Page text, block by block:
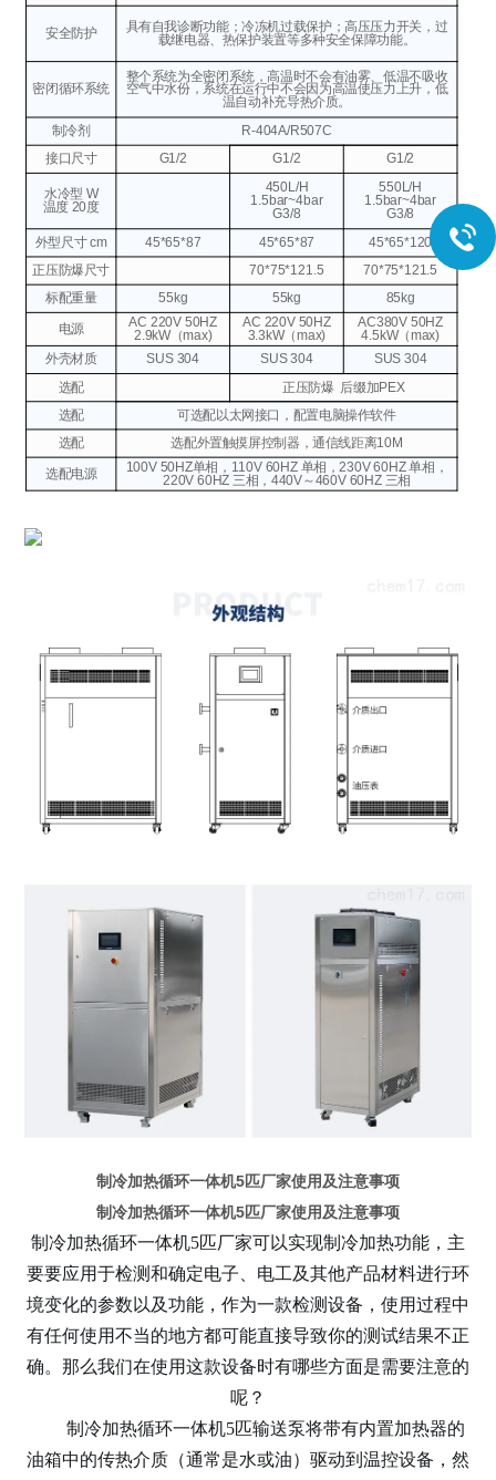
安全防护
具有自我诊断功能；冷冻机过载保护；高压压力开关，过
载继电器、热保护装置等多种安全保障功能。
密闭循环系统
整个系统为全密闭系统，高温时不会有油雾、低温不吸收
空气中水份，系统在运行中不会因为高温使压力上升，低
温自动补充导热介质。
制冷剂
R-404A/R507C
接口尺寸 G1/2 G1/2 G1/2
水冷型 W
温度 20度
450L/H
1.5bar~4bar
G3/8
550L/H
1.5bar~4bar
G3/8
外型尺寸 cm 45*65*87 45*65*87
45*65*120
正压防爆尺寸
70*75*121.5
70*75*121.5
标配重量
55kg 55kg 85kg
电源 AC 220V 50HZ
2.9kW（max)
AC 220V 50HZ
3.3kW（max)
AC380V 50HZ
4.5kW（max)
外壳材质 SUS 304 SUS 304
SUS 304
选配
正压防爆 后缀加PEX
选配
可选配以太网接口，配置电脑操作软件
选配
选配外置触摸屏控制器，通信线距离10M
选配电源 100V 50HZ单相，110V 60HZ 单相，230V 60HZ 单相，
220V 60HZ 三相，440V～460V 60HZ 三相
制冷加热循环一体机5匹厂家使用及注意事项
制冷加热循环一体机5匹厂家使用及注意事项
制冷加热循环一体机5匹厂家可以实现制冷加热功能，主
要要应用于检测和确定电子、电工及其他产品材料进行环
境变化的参数以及功能，作为一款检测设备，使用过程中
有任何使用不当的地方都可能直接导致你的测试结果不正
确。那么我们在使用这款设备时有哪些方面是需要注意的
呢？
制冷加热循环一体机5匹输送泵将带有内置加热器的
油箱中的传热介质（通常是水或油）驱动到温控设备，然